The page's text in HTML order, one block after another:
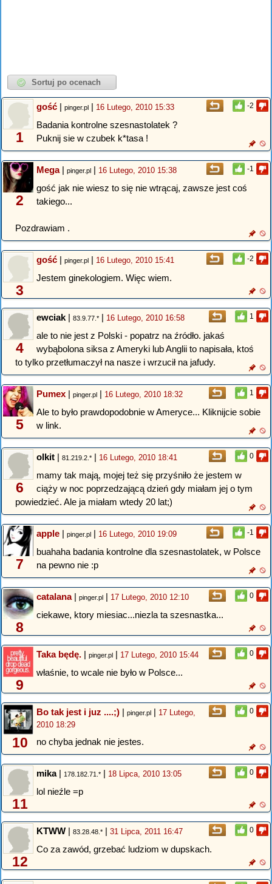
-2
1
gość | pinger.pl | 16 Lutego, 2010 15:33
Badania kontrolne szesnastolatek ?
Puknij sie w czubek k*tasa !
-1
2
Mega| pinger.pl | 16 Lutego, 2010 15:38
gość jak nie wiesz to się nie wtrącaj, zawsze jest coś
takiego...
Pozdrawiam .
-2
3
gość | pinger.pl | 16 Lutego, 2010 15:41
Jestem ginekologiem. Więc wiem.
1
4
ewciak | 83.9.77.* | 16 Lutego, 2010 16:58
ale to nie jest z Polski - popatrz na źródło. jakaś
wybąbolona siksa z Ameryki lub Anglii to napisała, ktoś
to tylko przetłumaczył na nasze i wrzucił na jafudy.
1
5
Pumex | pinger.pl | 16 Lutego, 2010 18:32
Ale to było prawdopodobnie w Ameryce... Kliknijcie sobie
w link.
0
6
olkit | 81.219.2.* | 16 Lutego, 2010 18:41
mamy tak mają, mojej też się przyśniło że jestem w
ciąży w noc poprzedzającą dzień gdy miałam jej o tym
powiedzieć. Ale ja miałam wtedy 20 lat;)
-1
7
apple | pinger.pl | 16 Lutego, 2010 19:09
buahaha badania kontrolne dla szesnastolatek, w Polsce
na pewno nie :p
0
8
catalana| pinger.pl | 17 Lutego, 2010 12:10
ciekawe, ktory miesiac...niezla ta szesnastka...
0
9
Taka będę. | pinger.pl | 17 Lutego, 2010 15:44
właśnie, to wcale nie było w Polsce...
0
10
Bo tak jest i juz ....;) | pinger.pl | 17 Lutego,
2010 18:29
no chyba jednak nie jestes.
0
11
mika| 178.182.71.* | 18 Lipca, 2010 13:05
lol nieźle =p
0
12
KTWW | 83.28.48.* | 31 Lipca, 2011 16:47
Co za zawód, grzebać ludziom w dupskach.